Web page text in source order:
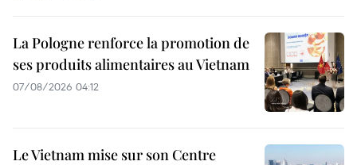
La Pologne renforce la promotion de
ses produits alimentaires au Vietnam
07/08/2026 04:12
Le Vietnam mise sur son Centre